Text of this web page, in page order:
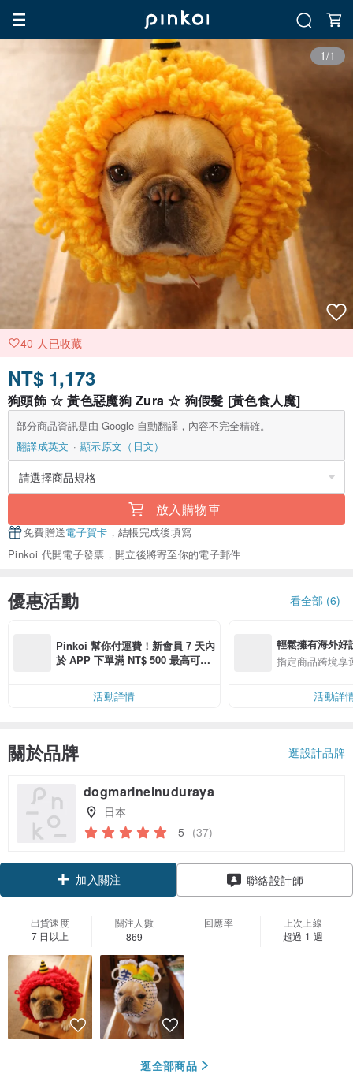
1/1
40 人已收藏
NT$ 1,173
狗頭飾 ☆ 黃色惡魔狗 Zura ☆ 狗假髮 [黃色食人魔]
部分商品資訊是由 Google 自動翻譯，內容不完全精確。
翻譯成英文
顯示原文（日文）
放入購物車
免費贈送電子賀卡 ，結帳完成後填寫
Pinkoi 代開電子發票，開立後將寄至你的電子郵件
優惠活動 看全部 (6)
Pinkoi 幫你付運費！新會員 7 天內
於 APP 下單滿 NT$ 500 最高可折
活動詳情
輕鬆擁有海外好
指定商品跨境享
活動詳
關於品牌 逛設計品牌
dogmarineinuduraya
日本
5 (37)
加入關注 聯絡設計師
出貨速度
7 日以上
關注人數
869
回應率
-
上次上線
超過 1 週
逛全部商品